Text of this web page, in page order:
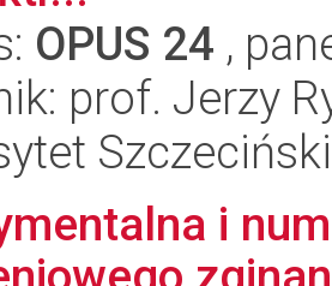
OPUS 24 ,
prof. Jerzy
i